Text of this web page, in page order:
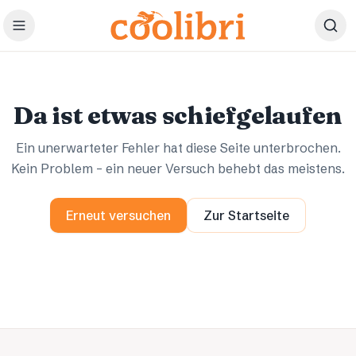
Zum Hauptinhalt springen
Da ist etwas schiefgelaufen
Ein unerwarteter Fehler hat diese Seite unterbrochen.
Kein Problem – ein neuer Versuch behebt das meistens.
Erneut versuchen Zur Startseite